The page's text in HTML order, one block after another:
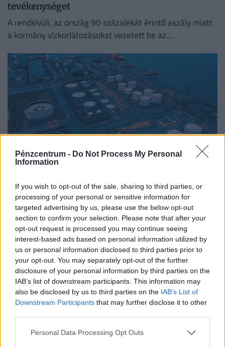
Pénzcentrum - Do Not Process My Personal
Information
If you wish to opt-out of the sale, sharing to third parties, or
processing of your personal or sensitive information for
targeted advertising by us, please use the below opt-out
section to confirm your selection. Please note that after your
opt-out request is processed you may continue seeing
interest-based ads based on personal information utilized by
us or personal information disclosed to third parties prior to
your opt-out. You may separately opt-out of the further
disclosure of your personal information by third parties on the
IAB’s list of downstream participants. This information may
also be disclosed by us to third parties on the IAB’s List of
Downstream Participants that may further disclose it to other
Personal Data Processing Opt Outs
tevékenységet
A rendkívüli, az ország 90 százalékát érintő aszály miatt
a kormány vízkorlátozásokat vezetett be az
biztosítása érdekében.
Rendkívüli bejelentés: 868 milliárdos
életét változtatja meg
A kormány egy 868 milliárd forintos, átfogó energetikai
fejlesztési csomagot fogadott el az elmúlt évek
elmaradásainak pótlására.